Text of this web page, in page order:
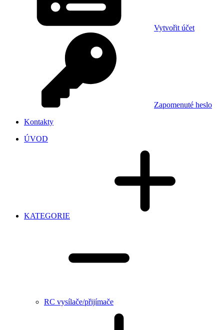
Vytvořit účet
Zapomenuté heslo
Kontakty
ÚVOD
KATEGORIE
RC vysílače/přijímače